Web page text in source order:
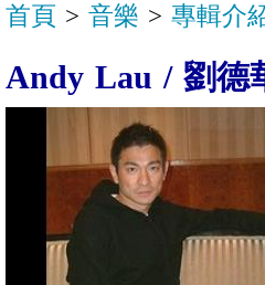
首頁 > 音樂 > 專輯介
Andy Lau / 劉德